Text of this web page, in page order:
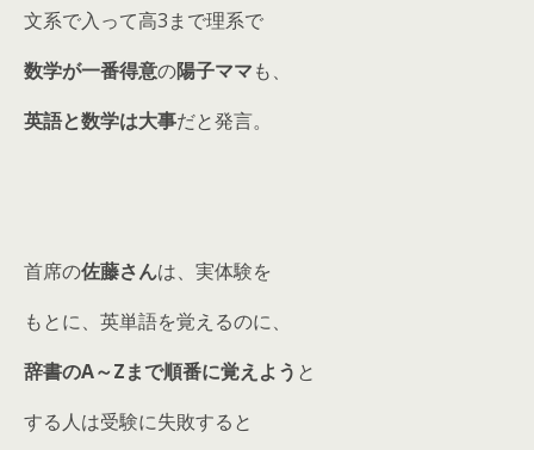
文系で入って高3まで理系で
数学が一番得意の陽子ママも、
英語と数学は大事だと発言。
首席の佐藤さんは、実体験を
もとに、英単語を覚えるのに、
辞書のA～Zまで順番に覚えよう と
する人は受験に失敗すると